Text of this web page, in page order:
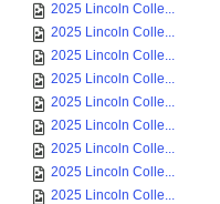
2025 Lincoln Colle...
2025 Lincoln Colle...
2025 Lincoln Colle...
2025 Lincoln Colle...
2025 Lincoln Colle...
2025 Lincoln Colle...
2025 Lincoln Colle...
2025 Lincoln Colle...
2025 Lincoln Colle...